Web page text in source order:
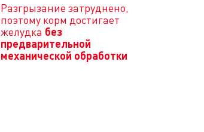
Разгрызание затруднено,
поэтому корм достигает
желудка без
предварительной
механической обработки